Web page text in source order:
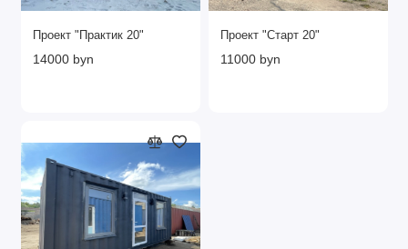
Проект "Практик 20"
14000 byn
Проект "Старт 20"
11000 byn